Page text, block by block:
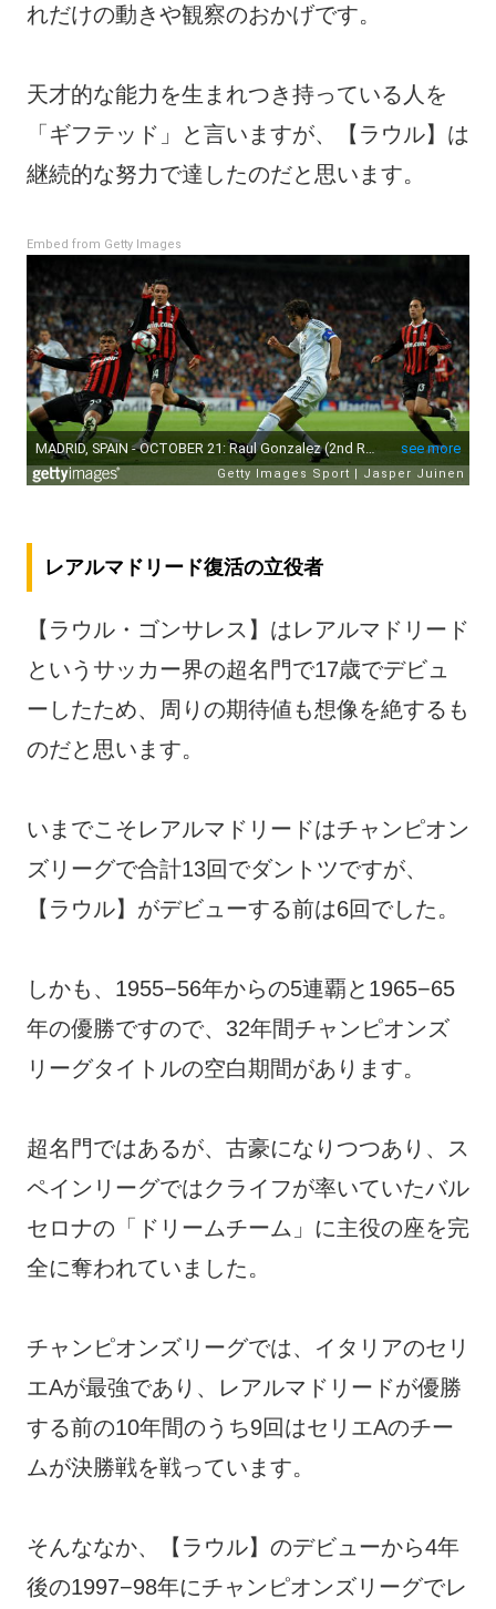
れだけの動きや観察のおかげです。
天才的な能力を生まれつき持っている人を
「ギフテッド」と言いますが、【ラウル】は
継続的な努力で達したのだと思います。
Embed from Getty Images
レアルマドリード復活の立役者
【ラウル・ゴンサレス】はレアルマドリード
というサッカー界の超名門で17歳でデビュ
ーしたため、周りの期待値も想像を絶するも
のだと思います。
いまでこそレアルマドリードはチャンピオン
ズリーグで合計13回でダントツですが、
【ラウル】がデビューする前は6回でした。
しかも、1955−56年からの5連覇と1965−65
年の優勝ですので、32年間チャンピオンズ
リーグタイトルの空白期間があります。
超名門ではあるが、古豪になりつつあり、ス
ペインリーグではクライフが率いていたバル
セロナの「ドリームチーム」に主役の座を完
全に奪われていました。
チャンピオンズリーグでは、イタリアのセリ
エAが最強であり、レアルマドリードが優勝
する前の10年間のうち9回はセリエAのチー
ムが決勝戦を戦っています。
そんななか、【ラウル】のデビューから4年
後の1997−98年にチャンピオンズリーグでレ